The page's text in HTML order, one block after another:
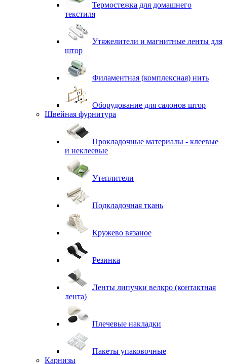
Термостежка для домашнего
текстиля
Утяжелители и магнитные ленты для
штор
Филаментная (комплексная) нить
Оборудование для салонов штор
Швейная фурнитура
Прокладочные материалы - клеевые
и неклеевые
Утеплители
Подкладочная ткань
Кружево вязаное
Резинка
Ленты липучки велкро (контактная
лента)
Плечевые накладки
Пакеты упаковочные
Карнизы